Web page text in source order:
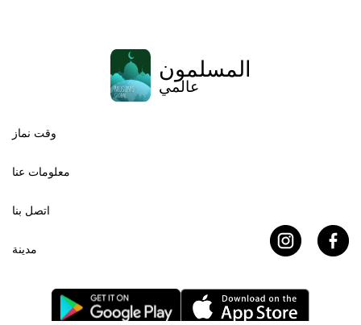
المسلمون
عالمي
وقت نماز
معلومات عنا
اتصل بنا
مدينة